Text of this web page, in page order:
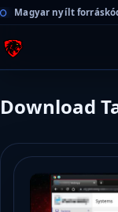
Magyar nyílt
Download